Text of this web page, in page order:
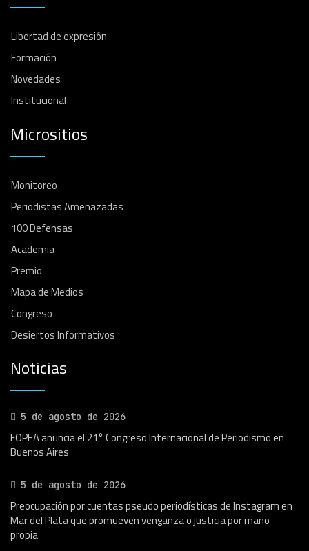
Libertad de expresión
Formación
Novedades
Institucional
Micrositios
Monitoreo
Periodistas Amenazadas
100 Defensas
Academia
Premio
Mapa de Medios
Congreso
Desiertos Informativos
Noticias
5 de agosto de 2026
FOPEA anuncia el 21° Congreso Internacional de Periodismo en
Buenos Aires
5 de agosto de 2026
Preocupación por cuentas pseudo periodísticas de Instagram en
Mar del Plata que promueven venganza o justicia por mano
propia